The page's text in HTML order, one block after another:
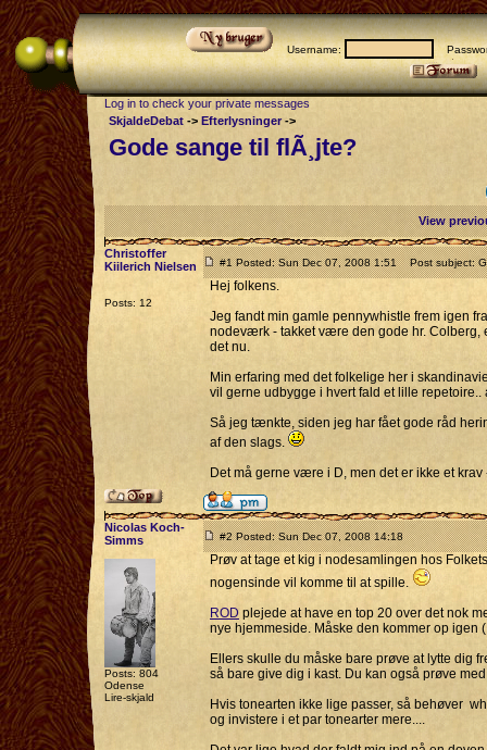
Username:
Log in to check your private messages
SkjaldeDebat -> Efterlysninger->
Gode sange til flÃ¸jte?
View
Christoffer
Kiilerich Nielsen
Posts: 12
#1 Posted: Sun Dec 07, 2008 1:51 Post subject:
Hej folkens.
Jeg fandt min gamle pennywhistle frem igen
nodeværk - takket være den gode hr. Colberg,
det nu.
Min erfaring med det folkelige her i
vil gerne udbygge i hvert fald et lille
Så jeg tænkte, siden jeg har fået gode råd
af den slags.
Det må gerne være i D, men det er ikke et
Nicolas Koch-
Simms
Posts: 804
Odense
Lire-skjald
#2 Posted: Sun Dec 07, 2008 14:18
Prøv at tage et kig i nodesamlingen hos
nogensinde vil komme til at spille.
ROD plejede at have en top 20 over det nok
nye hjemmeside. Måske den kommer op igen
Ellers skulle du måske bare prøve at lytte dig
så bare give dig i kast. Du kan også prøve
Hvis tonearten ikke lige passer, så behøver
og invistere i et par tonearter mere....